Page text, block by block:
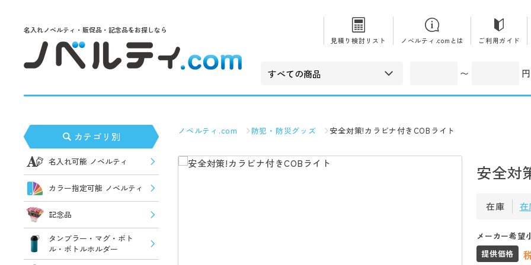
名入れノベルティ・販促品・記念品をお探しなら
見積り検討リスト
ノベルティ.comとは ご利用ガイド
〜 円
カテゴリ別
名入れ可能 ノベルティ
カラー指定可能 ノベルティ
記念品
タンブラー・マグ・ボト
ル・ボトルホルダー
ノベルティ.com 防犯・防災グッズ 安全対策!カラビナ付きCOBライト
安全対
在庫
メーカー希望
提供価格